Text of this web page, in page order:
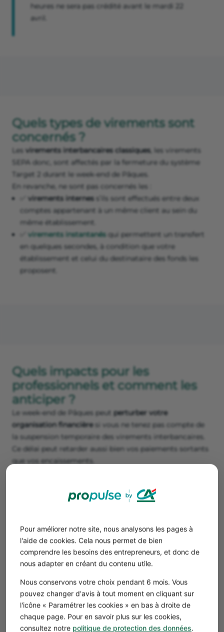
Pour améliorer notre site, nous analysons les pages à
l'aide de cookies. Cela nous permet de bien
comprendre les besoins des entrepreneurs, et donc de
nous adapter en créant du contenu utile.
Nous conservons votre choix pendant 6 mois. Vous
pouvez changer d'avis à tout moment en cliquant sur
l'icône « Paramétrer les cookies » en bas à droite de
chaque page. Pour en savoir plus sur les cookies,
consultez notre politique de protection des données.
heures ne sera pas crédité avant le mardi 22
avril.
Quels types de virements sont
concernés ?
Les virements interbancaires classiques, les virements
SEPA donc, sont affectés par la fermeture du système
Target 2 durant le week-end de Pâques.
En revanche, ne sont pas concernés les :
virements internes s’ils sont effectués entre deux
comptes appartenant à un même client au sein du
même établissement.
virements instantanés qui permettent un transfert
en quelques secondes, à condition que votre
établissement et celui du destinataire des fonds les
proposent.
Quels impacts pour les
professionnels et comment les
anticiper ?
Le week-end de Pâques peut perturber votre
organisation financièresi vous ne tenez pas compte de
la suspension temporaire des virements interbancaires.
Ce délai peut retarder aussi bien vos paiements sortants
que vos encaissements.
En 2024, le week-end de Pâques est tombé les
virements de salaires retardés, provoquant des
incompréhensions et des tensions en interne.
Pour éviter ce type de désagrément, voici les bonnes
pratiques à adopter :
Anticipez vos virementsen les programmantau plus
tard le jeudi à midi pour qu’ils soient traités avant le
week-end prolongé.
Utilisez lesvirements instantanéspour les paiements